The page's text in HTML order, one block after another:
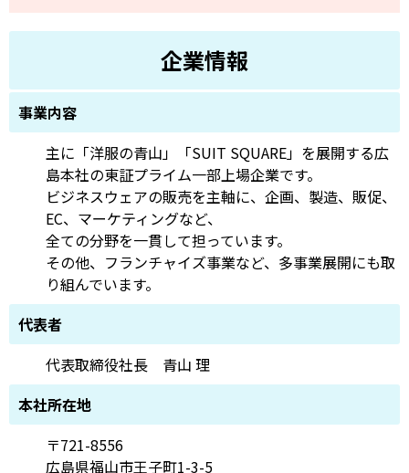
企業情報
事業内容
主に「洋服の青山」「SUIT SQUARE」を展開する広
島本社の東証プライム一部上場企業です。
ビジネスウェアの販売を主軸に、企画、製造、販促、
EC、マーケティングなど、
全ての分野を一貫して担っています。
その他、フランチャイズ事業など、多事業展開にも取
り組んでいます。
代表者
代表取締役社長 青山 理
本社所在地
〒721-8556
広島県福山市王子町1-3-5